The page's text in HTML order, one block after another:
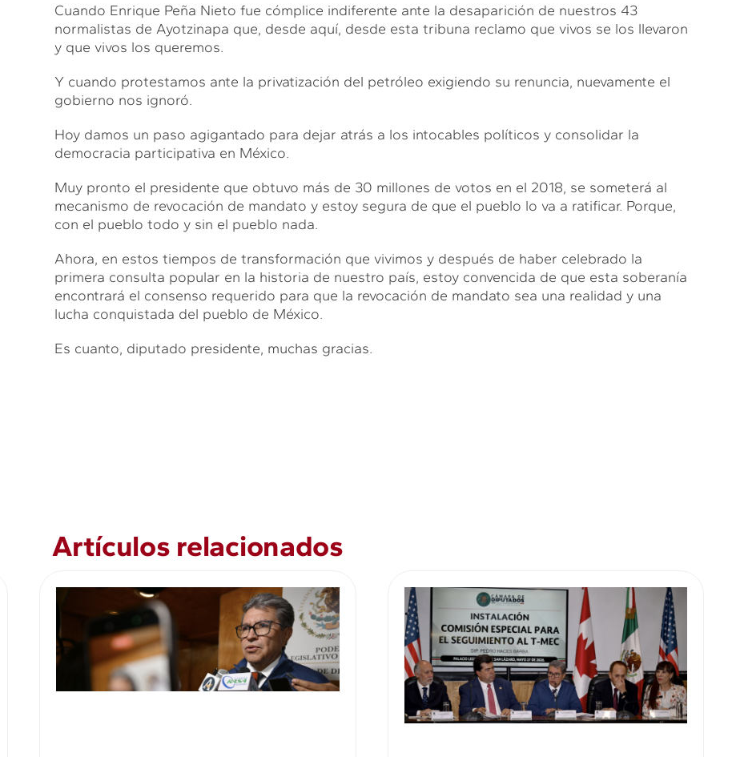
Cuando Enrique Peña Nieto fue cómplice indiferente ante la desaparición de nuestros 43
normalistas de Ayotzinapa que, desde aquí, desde esta tribuna reclamo que vivos se los llevaron
y que vivos los queremos.
Y cuando protestamos ante la privatización del petróleo exigiendo su renuncia, nuevamente el
gobierno nos ignoró.
Hoy damos un paso agigantado para dejar atrás a los intocables políticos y consolidar la
democracia participativa en México.
Muy pronto el presidente que obtuvo más de 30 millones de votos en el 2018, se someterá al
mecanismo de revocación de mandato y estoy segura de que el pueblo lo va a ratificar. Porque,
con el pueblo todo y sin el pueblo nada.
Ahora, en estos tiempos de transformación que vivimos y después de haber celebrado la
primera consulta popular en la historia de nuestro país, estoy convencida de que esta soberanía
encontrará el consenso requerido para que la revocación de mandato sea una realidad y una
lucha conquistada del pueblo de México.
Es cuanto, diputado presidente, muchas gracias.
Artículos relacionados